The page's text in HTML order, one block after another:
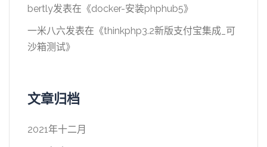
bertly发表在《docker-安装phphub5》
一米八六发表在《thinkphp3.2新版支付宝集成_可
沙箱测试》
文章归档
2021年十二月